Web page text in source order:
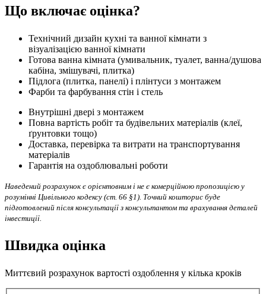
Що включає оцінка?
Технічний дизайн кухні та ванної кімнати з
візуалізацією ванної кімнати
Готова ванна кімната (умивальник, туалет, ванна/душова
кабіна, змішувачі, плитка)
Підлога (плитка, панелі) і плінтуси з монтажем
Фарби та фарбування стін і стель
Внутрішні двері з монтажем
Повна вартість робіт та будівельних матеріалів (клеї,
ґрунтовки тощо)
Доставка, перевірка та витрати на транспортування
матеріалів
Гарантія на оздоблювальні роботи
Наведений розрахунок є орієнтовним і не є комерційною пропозицією у
розумінні Цивільного кодексу (ст. 66 §1). Точний кошторис буде
підготовлений після консультації з консультантом та врахування деталей
інвестиції.
Швидка оцінка
Миттєвий розрахунок вартості оздоблення у кілька кроків